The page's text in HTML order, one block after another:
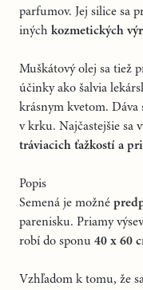
parfumov. Jej silice sa
iných kozmetických
Muškátový olej sa tiež
účinky ako šalvia
krásnym kvetom. Dáva
v krku. Najčastejšie sa
tráviacich ťažkostí a
Popis
Semená je možné
parenisku. Priamy
robí do sponu 40 x 60
Vzhľadom k tomu, že